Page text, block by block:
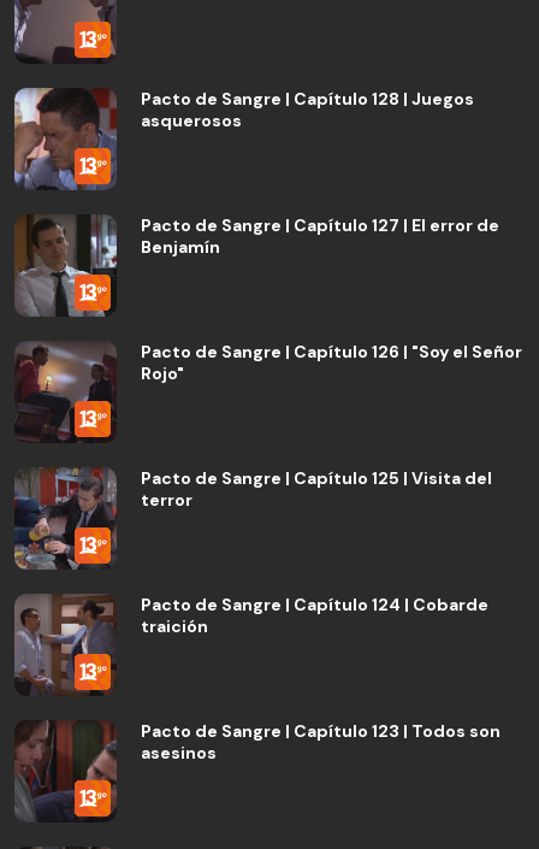
Pacto de Sangre | Capítulo 128 | Juegos
asquerosos
Pacto de Sangre | Capítulo 127 | El error de
Benjamín
Pacto de Sangre | Capítulo 126 | "Soy el Señor
Rojo"
Pacto de Sangre | Capítulo 125 | Visita del
terror
Pacto de Sangre | Capítulo 124 | Cobarde
traición
Pacto de Sangre | Capítulo 123 | Todos son
asesinos